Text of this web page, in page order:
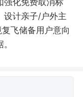
设计亲子/户外主
飞储备用户意向